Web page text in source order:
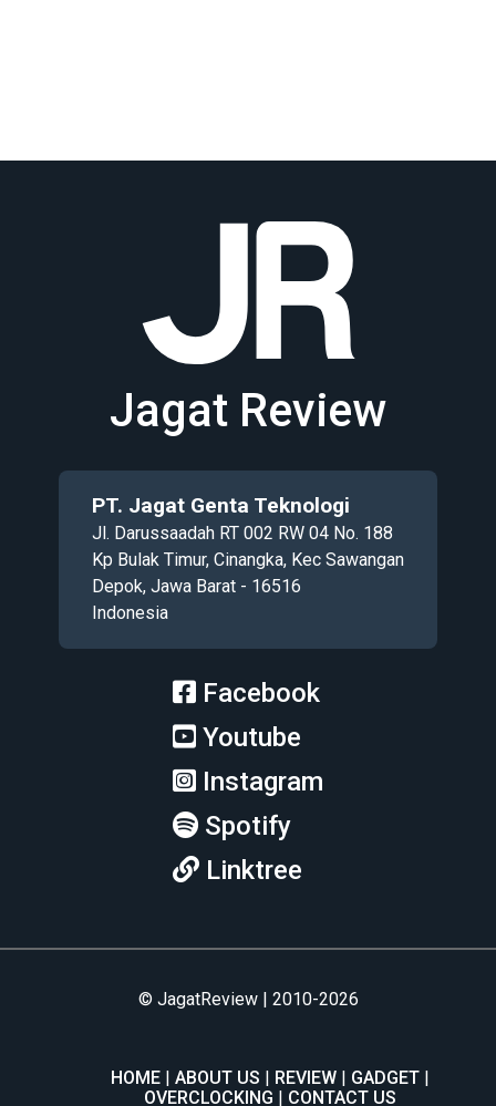
Jagat Review
PT. Jagat Genta Teknologi
Jl. Darussaadah RT 002 RW 04 No. 188
Kp Bulak Timur, Cinangka, Kec Sawangan
Depok, Jawa Barat - 16516
Indonesia
Facebook
Youtube
Instagram
Spotify
Linktree
© JagatReview | 2010-2026
HOME ABOUT US REVIEW
GADGET
OVERCLOCKING
CONTACT US